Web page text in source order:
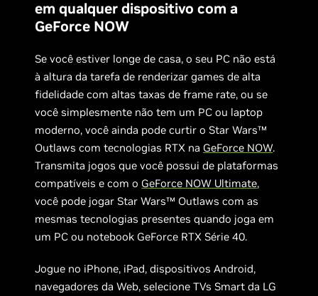
em qualquer dispositivo com a
GeForce NOW
Se você estiver longe de casa, o seu PC não está
à altura da tarefa de renderizar games de alta
fidelidade com altas taxas de frame rate, ou se
você simplesmente não tem um PC ou laptop
moderno, você ainda pode curtir o Star Wars™
Outlaws com tecnologias RTX na GeForce NOW.
Transmita jogos que você possui de plataformas
compatíveis e com o GeForce NOW Ultimate,
você pode jogar Star Wars™ Outlaws com as
mesmas tecnologias presentes quando joga em
um PC ou notebook GeForce RTX Série 40.
Jogue no iPhone, iPad, dispositivos Android,
navegadores da Web, selecione TVs Smart da LG